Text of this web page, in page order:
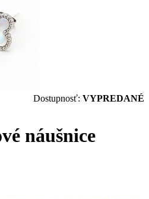
Dostupnosť: VYPREDANÉ
náušnice